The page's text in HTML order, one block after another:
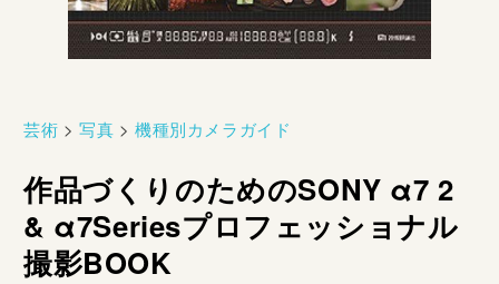
芸術 >写真 >機種別カメラガイド
作品づくりのためのSONY α7 2
& α7Seriesプロフェッショナル
撮影BOOK